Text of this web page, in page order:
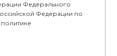
Федерального
Федерации по